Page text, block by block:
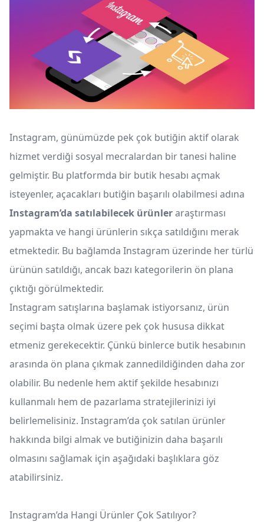
Instagram, günümüzde pek çok butiğin aktif olarak
hizmet verdiği sosyal mecralardan bir tanesi haline
gelmiştir. Bu platformda bir butik hesabı açmak
isteyenler, açacakları butiğin başarılı olabilmesi adına
Instagram’da satılabilecek ürünleraraştırması
yapmakta ve hangi ürünlerin sıkça satıldığını merak
etmektedir. Bu bağlamda Instagram üzerinde her türlü
ürünün satıldığı, ancak bazı kategorilerin ön plana
çıktığı görülmektedir.
Instagram satışlarına başlamak istiyorsanız, ürün
seçimi başta olmak üzere pek çok hususa dikkat
etmeniz gerekecektir. Çünkü binlerce butik hesabının
arasında ön plana çıkmak zannedildiğinden daha zor
olabilir. Bu nedenle hem aktif şekilde hesabınızı
kullanmalı hem de pazarlama stratejilerinizi iyi
belirlemelisiniz. Instagram’da çok satılan ürünler
hakkında bilgi almak ve butiğinizin daha başarılı
olmasını sağlamak için aşağıdaki başlıklara göz
atabilirsiniz.
Instagram’da Hangi Ürünler Çok Satılıyor?